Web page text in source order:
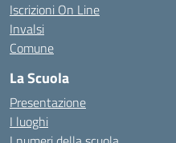
Iscrizioni On Line
Invalsi
Comune
La Scuola
Presentazione
I luoghi